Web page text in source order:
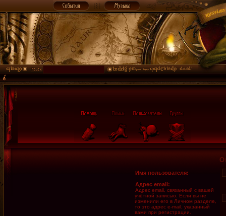
Имя пользователя:
Адрес email:
Адрес email, связанный с вашей
учётной записью. Если вы не
изменили его в Личном разделе,
то это адрес e-mail, указанный
вами при регистрации.